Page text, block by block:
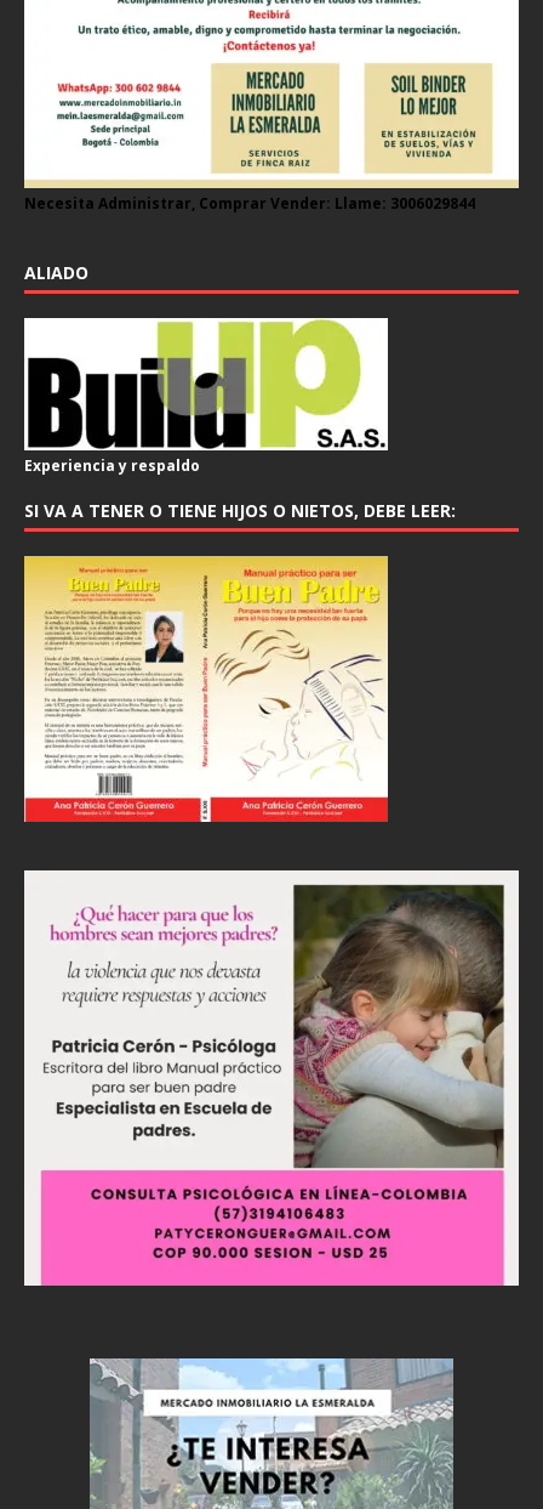
Necesita Administrar, Comprar Vender: Llame: 3006029844
ALIADO
Experiencia y respaldo
SI VA A TENER O TIENE HIJOS O NIETOS, DEBE LEER: